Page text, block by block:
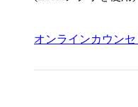
オンラインカウン